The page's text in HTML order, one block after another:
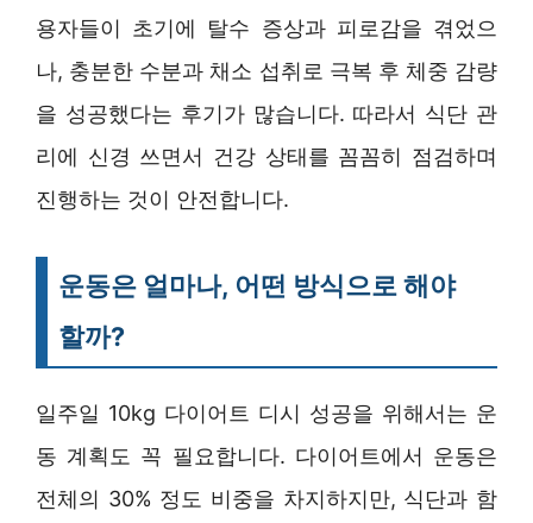
용자들이 초기에 탈수 증상과 피로감을 겪었으
나, 충분한 수분과 채소 섭취로 극복 후 체중 감량
을 성공했다는 후기가 많습니다. 따라서 식단 관
리에 신경 쓰면서 건강 상태를 꼼꼼히 점검하며
진행하는 것이 안전합니다.
운동은 얼마나, 어떤 방식으로 해야
할까?
일주일 10kg 다이어트 디시 성공을 위해서는 운
동 계획도 꼭 필요합니다. 다이어트에서 운동은
전체의 30% 정도 비중을 차지하지만, 식단과 함